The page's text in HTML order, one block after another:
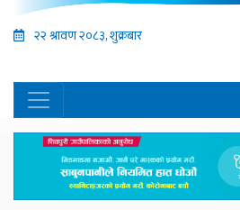
२२ श्रावण २०८३, शुक्रबार